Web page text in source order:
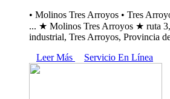
• Molinos Tres Arroyos • Tres
... ★ Molinos Tres Arroyos ★ ruta
industrial, Tres Arroyos, Provincia
Leer Más
Servicio En Línea